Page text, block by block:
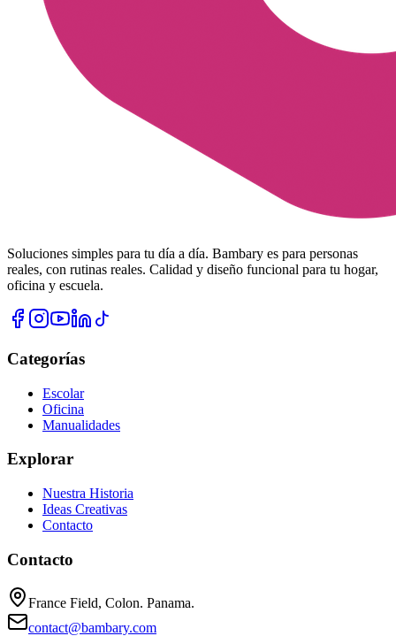
Soluciones simples para tu día a día. Bambary es para personas
reales, con rutinas reales. Calidad y diseño funcional para tu hogar,
oficina y escuela.
Categorías
Escolar
Oficina
Manualidades
Explorar
Nuestra Historia
Ideas Creativas
Contacto
Contacto
France Field, Colon. Panama.
contact@bambary.com